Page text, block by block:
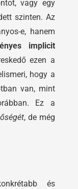
vagy egy
szinten. Az
e, hanem
implicit
ezen a
hogy a
van, mint
Ez a
, de még
és